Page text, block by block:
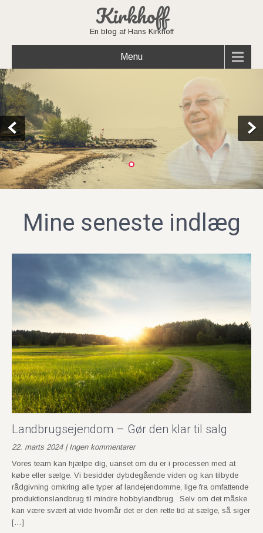
Kirkhoff
En blog af Hans Kirkhoff
Menu
Mine seneste indlæg
Landbrugsejendom – Gør den klar til salg
22. marts 2024 | Ingen kommentarer
Vores team kan hjælpe dig, uanset om du er i processen med at
købe eller sælge. Vi besidder dybdegående viden og kan tilbyde
rådgivning omkring alle typer af landejendomme, lige fra omfattende
produktionslandbrug til mindre hobbylandbrug. Selv om det måske
kan være svært at vide hvornår det er den rette tid at sælge, så siger
[…]